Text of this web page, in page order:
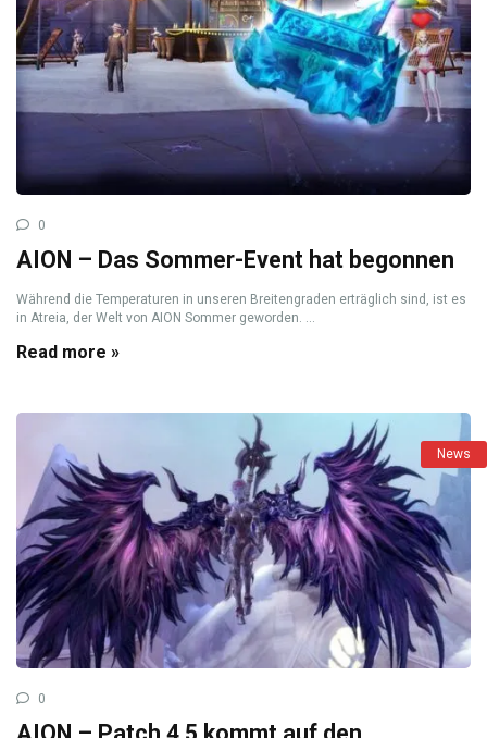
0
AION – Das Sommer-Event hat begonnen
Während die Temperaturen in unseren Breitengraden erträglich sind, ist es
in Atreia, der Welt von AION Sommer geworden. ...
Read more »
News
0